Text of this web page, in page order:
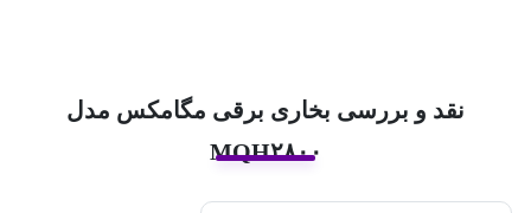
نقد و بررسی بخاری برقی مگامکس مدل
MQH۲۸۰۰